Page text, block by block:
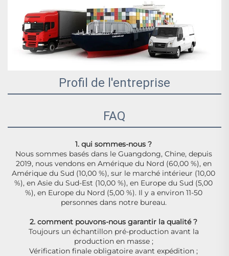
Profil de l'entreprise
FAQ
1. qui sommes-nous ?
Nous sommes basés dans le Guangdong, Chine, depuis
2019, nous vendons en Amérique du Nord (60,00 %), en
Amérique du Sud (10,00 %), sur le marché intérieur (10,00
%), en Asie du Sud-Est (10,00 %), en Europe du Sud (5,00
%), en Europe du Nord (5,00 %). Il y a environ 11-50
personnes dans notre bureau.
2. comment pouvons-nous garantir la qualité ?
Toujours un échantillon pré-production avant la
production en masse ;
Vérification finale obligatoire avant expédition ;